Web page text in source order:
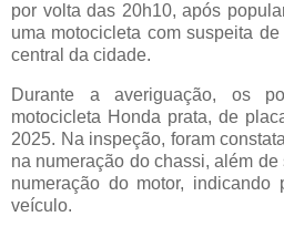
por volta das 20h10, após
uma motocicleta com suspeita
central da cidade.
Durante a averiguação, os
motocicleta Honda prata, de
2025. Na inspeção, foram
na numeração do chassi, além
numeração do motor,
veículo.